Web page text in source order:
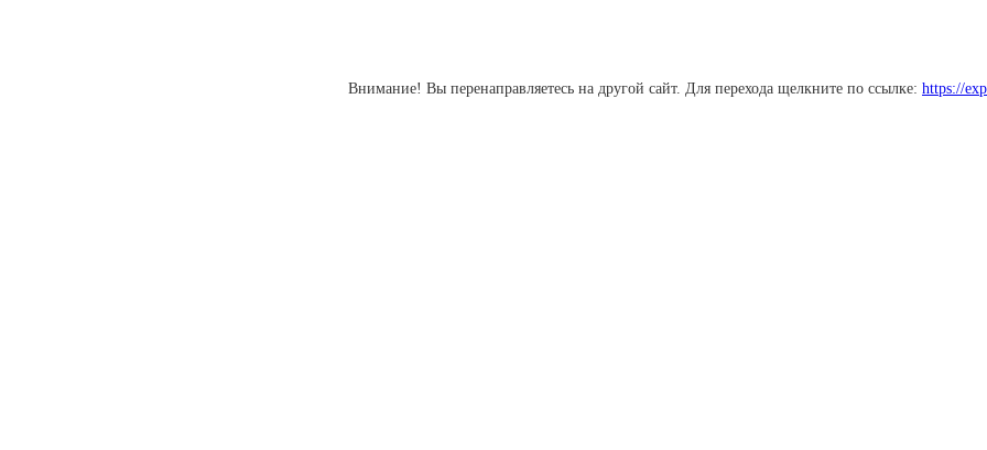
Внимание! Вы перенаправляетесь на другой сайт. Для перехода щелкните по ссылке: https://